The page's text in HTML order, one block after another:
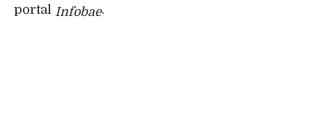
portal Infobae.